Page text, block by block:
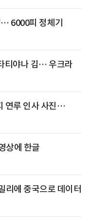
6000피 정체기
티야나 김… 우크라
연루 인사 사진…
상에 한글
리에 중국으로 데이터